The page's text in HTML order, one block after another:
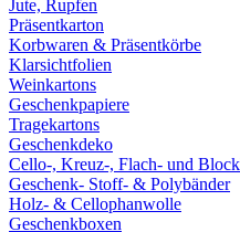
Jute, Rupfen
Präsentkarton
Korbwaren & Präsentkörbe
Klarsichtfolien
Weinkartons
Geschenkpapiere
Tragekartons
Geschenkdeko
Cello-, Kreuz-, Flach- und
Geschenk- Stoff- & Polybänder
Holz- & Cellophanwolle
Geschenkboxen